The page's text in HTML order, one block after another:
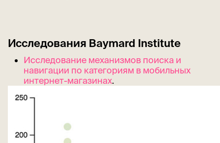
Исследования Baymard Institute
Исследование механизмов поиска и
навигации по категориям в мобильных
интернет-магазинах.